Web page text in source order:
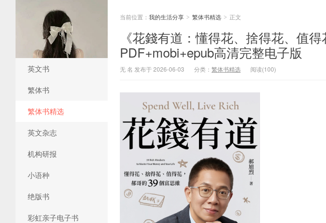
英文书
繁体书
繁体书精选
英文杂志
机构研报
小语种
绝版书
彩虹亲子电子书
当前位置： 我的生活分享 > 繁体书精选 > 正文
《花錢有道：懂得花、捨得花、值
PDF+mobi+epub高清完整电子版
无 名 发布于 2026-06-03 分类： 繁体书精选 阅读(100)